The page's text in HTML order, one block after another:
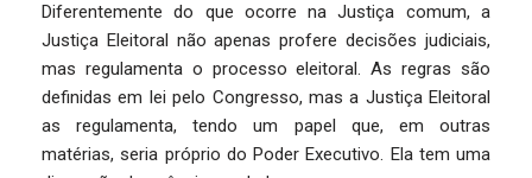
Diferentemente do que ocorre na Justiça comum, a
Justiça Eleitoral não apenas profere decisões judiciais,
mas regulamenta o processo eleitoral. As regras são
definidas em lei pelo Congresso, mas a Justiça Eleitoral
as regulamenta, tendo um papel que, em outras
matérias, seria próprio do Poder Executivo. Ela tem uma